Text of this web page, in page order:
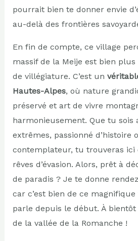
pourrait bien te donner envie
au-delà des frontières
En fin de compte, ce village
massif de la Meije est bien
de villégiature. C’est un
Hautes-Alpes, où nature
préservé et art de vivre
harmonieusement. Que tu sois
extrêmes, passionné d’histoire
contemplateur, tu trouveras
rêves d’évasion. Alors, prêt à
de paradis ? Je te donne
car c’est bien de ce
parle depuis le début. À
de la vallée de la Romanche !